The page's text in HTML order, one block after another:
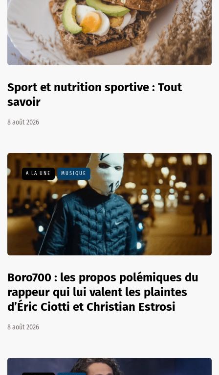
Sport et nutrition sportive : Tout
savoir
8 août 2026
A LA UNE MUSIQUE
Boro700 : les propos polémiques du
rappeur qui lui valent les plaintes
d’Éric Ciotti et Christian Estrosi
8 août 2026